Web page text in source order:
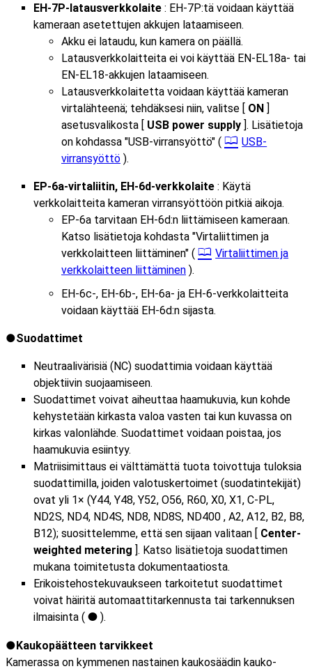
EH-7P-latausverkkolaite : EH-7P:tä voidaan käyttää
kameraan asetettujen akkujen lataamiseen.
Akku ei lataudu, kun kamera on päällä.
Latausverkkolaitteita ei voi käyttää EN-EL18a- tai
EN-EL18-akkujen lataamiseen.
Latausverkkolaitetta voidaan käyttää kameran
virtalähteenä; tehdäksesi niin, valitse [ ON ]
asetusvalikosta [ USB power supply ]. Lisätietoja
on kohdassa "USB-virransyöttö" (
USB-
virransyöttö ).
EP-6a-virtaliitin, EH-6d-verkkolaite : Käytä
verkkolaitteita kameran virransyöttöön pitkiä aikoja.
EP-6a tarvitaan EH-6d:n liittämiseen kameraan.
Katso lisätietoja kohdasta "Virtaliittimen ja
verkkolaitteen liittäminen" (
Virtaliittimen ja
verkkolaitteen liittäminen ).
EH-6c-, EH-6b-, EH-6a- ja EH-6-verkkolaitteita
voidaan käyttää EH-6d:n sijasta.
Suodattimet
Neutraalivärisiä (NC) suodattimia voidaan käyttää
objektiivin suojaamiseen.
Suodattimet voivat aiheuttaa haamukuvia, kun kohde
kehystetään kirkasta valoa vasten tai kun kuvassa on
kirkas valonlähde. Suodattimet voidaan poistaa, jos
haamukuvia esiintyy.
Matriisimittaus ei välttämättä tuota toivottuja tuloksia
suodattimilla, joiden valotuskertoimet (suodatintekijät)
ovat yli 1× (Y44, Y48, Y52, O56, R60, X0, X1, C‑PL,
ND2S, ND4, ND4S, ND8, ND8S, ND400 , A2, A12, B2, B8,
B12); suosittelemme, että sen sijaan valitaan [ Center-
weighted metering ]. Katso lisätietoja suodattimen
mukana toimitetusta dokumentaatiosta.
Erikoistehostekuvaukseen tarkoitetut suodattimet
voivat häiritä automaattitarkennusta tai tarkennuksen
ilmaisinta ( I ).
Kaukopäätteen tarvikkeet
Kamerassa on kymmenen nastainen kaukosäädin kauko-